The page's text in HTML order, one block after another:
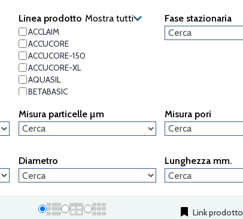
Linea prodotto Mostra tutti
ACCLAIM
ACCUCORE
ACCUCORE-150
ACCUCORE-XL
AQUASIL
BETABASIC
BETASIL
BIOBASIC
DELTABOND
DNAPAC
FLUOPHASE
Fase stazionaria
Misura particelle µm Misura pori
Diametro Lunghezza mm.
Link prodotto